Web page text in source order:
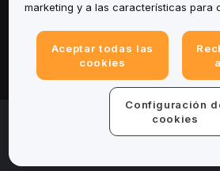
© 2025-2026 Bybit.eu. All rights
marketing y a las características para
Aceptar todas las
cookies
Configuración
cookies